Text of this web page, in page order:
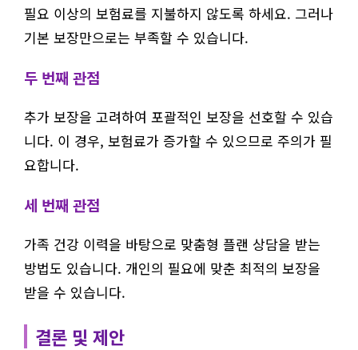
필요 이상의 보험료를 지불하지 않도록 하세요. 그러나
기본 보장만으로는 부족할 수 있습니다.
두 번째 관점
추가 보장을 고려하여 포괄적인 보장을 선호할 수 있습
니다. 이 경우, 보험료가 증가할 수 있으므로 주의가 필
요합니다.
세 번째 관점
가족 건강 이력을 바탕으로 맞춤형 플랜 상담을 받는
방법도 있습니다. 개인의 필요에 맞춘 최적의 보장을
받을 수 있습니다.
결론 및 제안